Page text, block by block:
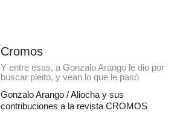
Cromos
Y entre esas, a Gonzalo Arango le dio por
buscar pleito, y vean lo que le pasó
Gonzalo Arango / Aliocha y sus
contribuciones a la revista CROMOS